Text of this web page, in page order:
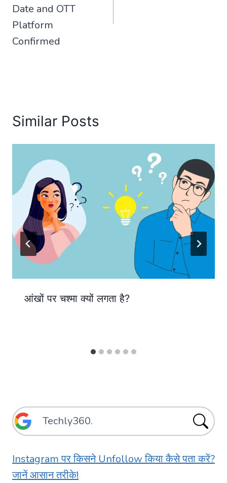
Date and OTT
Platform
Confirmed
Similar Posts
आंखों पर चश्मा क्यों लगता है?
Instagram पर किसने Unfollow किया कैसे पता करें?
जानें आसान तरीके!